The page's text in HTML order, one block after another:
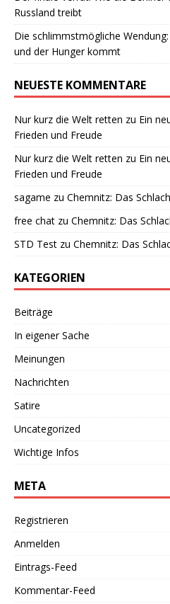
Russland treibt
Die schlimmstmögliche
und der Hunger kommt
NEUESTE KOMMENTARE
Nur kurz die Welt retten zu Ein
Frieden und Freude
Nur kurz die Welt retten zu Ein
Frieden und Freude
sagame zu Chemnitz: Das
free chat zu Chemnitz: Das
STD Test zu Chemnitz: Das
KATEGORIEN
Beiträge
In eigener Sache
Meinungen
Nachrichten
Satire
Uncategorized
Wichtige Infos
META
Registrieren
Anmelden
Eintrags-Feed
Kommentar-Feed